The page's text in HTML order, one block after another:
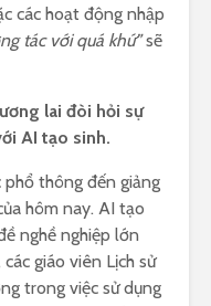
các hoạt động nhập
tác với quá khứ”sẽ
lai đòi hỏi sự
AI tạo sinh.
thông đến giảng
hôm nay. AI tạo
nghề nghiệp lớn
giáo viên Lịch sử
trong việc sử dụng